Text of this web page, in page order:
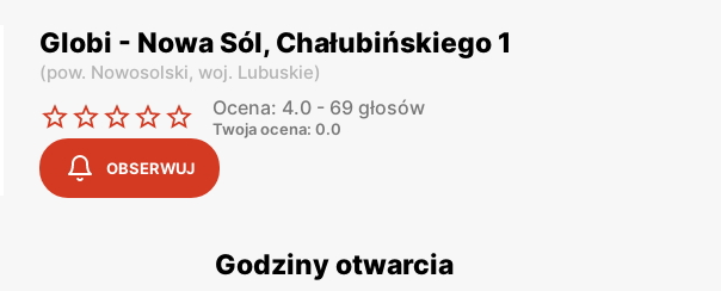
Globi - Nowa Sól, Chałubińskiego 1
(pow. Nowosolski, woj. Lubuskie)
Ocena: 4.0 - 69 głosów
Twoja ocena: 0.0
OBSERWUJ
Godziny otwarcia